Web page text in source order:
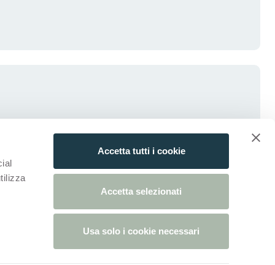
Accetta tutti i cookie
Accetta selezionati
Usa solo i cookie necessari